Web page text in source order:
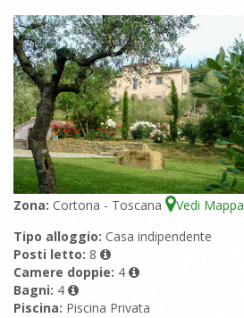
Zona: Cortona - Toscana Vedi Mappa
Tipo alloggio: Casa indipendente
Posti letto: 8
Camere doppie: 4
Bagni: 4
Piscina: Piscina Privata